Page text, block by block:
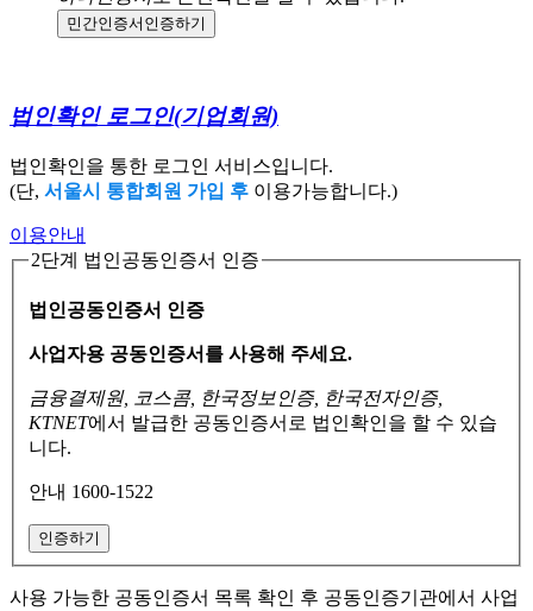
민간인증서 인증하기
법인확인 로그인(기업회원)
법인확인을 통한 로그인 서비스입니다.
(단, 서울시 통합회원 가입 후 이용가능합니다.)
이용안내
2단계 법인공동인증서 인증
법인공동인증서 인증
사업자용 공동인증서를 사용해 주세요.
금융결제원, 코스콤, 한국정보인증, 한국전자인증,
KTNET에서 발급한 공동인증서로 법인확인을 할 수 있습
니다.
안내 1600-1522
인증하기
사용 가능한 공동인증서 목록 확인 후 공동인증기관에서 사업